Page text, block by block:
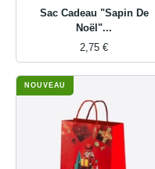
Sac Cadeau "Sapin De
Noël"...
2,75 €
NOUVEAU